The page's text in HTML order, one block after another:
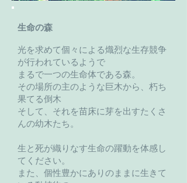
生命の森
光を求めて個々による熾烈な生存競争
が行われているようで
まるで一つの生命体である森。
その場所の主のような巨木から、朽ち
果てる倒木
そして、それを苗床に芽を出すたくさ
んの幼木たち。
生と死が織りなす生命の躍動を体感し
てください。
また、個性豊かにありのままに生きて